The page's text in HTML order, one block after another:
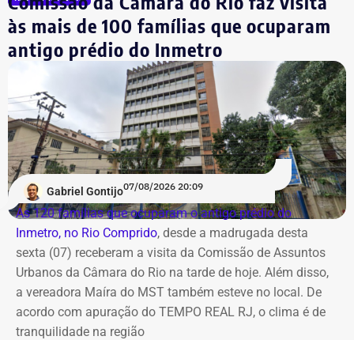
às mais de 100 famílias que ocuparam
antigo prédio do Inmetro
Gabriel Gontijo07/08/2026 20:09
As 120 famílias que ocuparam o antigo prédio do
Inmetro, no Rio Comprido, desde a madrugada desta
sexta (07) receberam a visita da Comissão de Assuntos
Urbanos da Câmara do Rio na tarde de hoje. Além disso,
a vereadora Maíra do MST também esteve no local. De
acordo com apuração do TEMPO REAL RJ, o clima é de
tranquilidade na região